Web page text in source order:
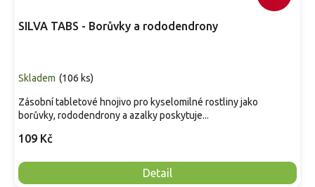
SILVA TABS - Borůvky a rododendrony
Skladem (106 ks)
109 Kč
Detail
Zásobní tabletové hnojivo pro kyselomilné rostliny jako
borůvky, rododendrony a azalky poskytuje...